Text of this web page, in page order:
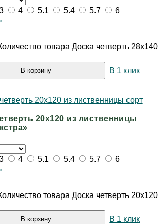
4 5.1 5.4 5.7
6
товара Доска четверть
В корзину В 1 клик
20х120 из лиственницы
4 5.1 5.4 5.7
6
товара Доска четверть
В корзину В 1 клик